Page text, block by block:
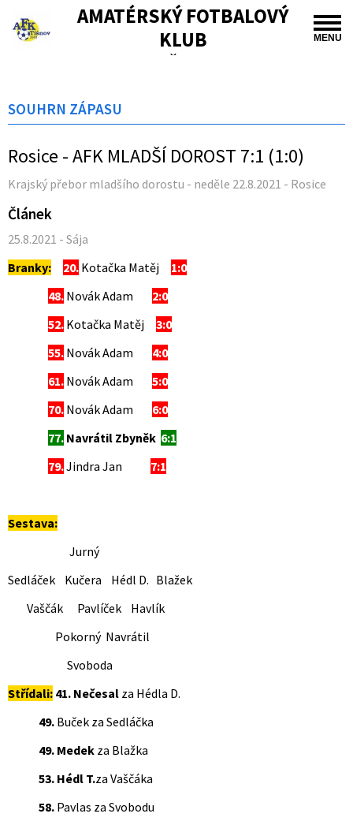
MENU
AMATÉRSKÝ FOTBALOVÝ
KLUB
TIŠNOV
SOUHRN ZÁPASU
Rosice - AFK MLADŠÍ DOROST 7:1 (1:0)
Krajský přebor mladšího dorostu - neděle 22.8.2021 - Rosice
Článek
25.8.2021 - Sája
Branky:
20. Kotačka Matěj 1:0
48. Novák Adam 2:0
52. Kotačka Matěj 3:0
55. Novák Adam 4:0
61. Novák Adam 5:0
70. Novák Adam 6:0
77. Navrátil Zbyněk 6:1
79.Jindra Jan 7:1
Sestava:
Jurný
Sedláček Kučera Hédl D. Blažek
Vaščák Pavlíček Havlík
Pokorný Navrátil
Svoboda
Střídali: 41. Nečesal za Hédla D.
49. Buček za Sedláčka
49. Medek za Blažka
53. Hédl T.za Vaščáka
58. Pavlas za Svobodu